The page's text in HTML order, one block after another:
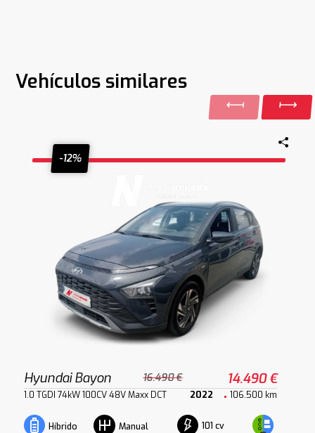
Vehículos similares
-12%
Hyundai Bayon 16.490 € 14.490 €
1.0 TGDI 74kW 100CV 48V Maxx DCT 2022 106.500 km
Híbrido Manual 101 cv